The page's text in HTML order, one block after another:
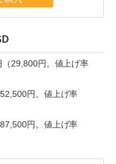
29,800円。値上げ率
円。値上げ率
円。値上げ率